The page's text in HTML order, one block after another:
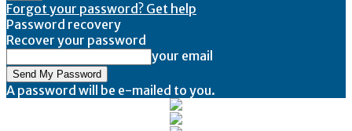
Forgot your password? Get help
Password recovery
Recover your password
your email
A password will be e-mailed to you.